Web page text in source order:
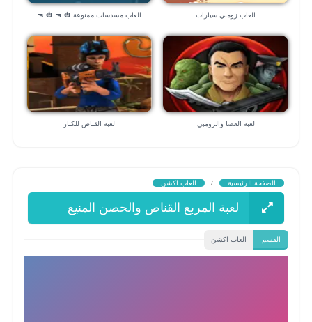
العاب زومبي سيارات العاب مسدسات ممنوعة 🎃 🔫 🎃 🔫
لعبة العصا والزومبي لعبة القناص للكبار
الصفحة الرئيسية / العاب اكشن
لعبة المربع القناص والحصن المنيع
القسم العاب اكشن